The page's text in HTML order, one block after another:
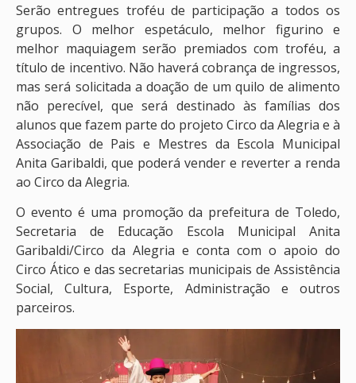
Serão entregues troféu de participação a todos os
grupos. O melhor espetáculo, melhor figurino e
melhor maquiagem serão premiados com troféu, a
título de incentivo. Não haverá cobrança de ingressos,
mas será solicitada a doação de um quilo de alimento
não perecível, que será destinado às famílias dos
alunos que fazem parte do projeto Circo da Alegria e à
Associação de Pais e Mestres da Escola Municipal
Anita Garibaldi, que poderá vender e reverter a renda
ao Circo da Alegria.
O evento é uma promoção da prefeitura de Toledo,
Secretaria de Educação Escola Municipal Anita
Garibaldi/Circo da Alegria e conta com o apoio do
Circo Ático e das secretarias municipais de Assistência
Social, Cultura, Esporte, Administração e outros
parceiros.